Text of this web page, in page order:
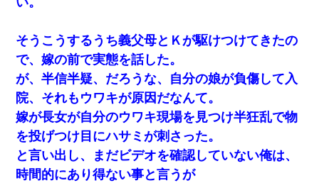
そうこうするうち義父母とＫが駆けつけてきたの
で、嫁の前で実態を話した。
が、半信半疑、だろうな、自分の娘が負傷して入
院、それもウワキが原因だなんて。
嫁が長女が自分のウワキ現場を見つけ半狂乱で物
を投げつけ目にハサミが刺さった。
と言い出し、まだビデオを確認していない俺は、
時間的にあり得ない事と言うが